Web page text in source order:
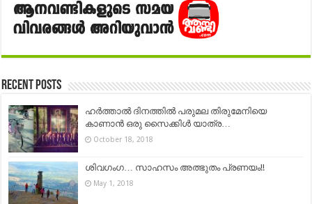
Recent Posts
ഹർത്താൽ ദിനത്തിൽ പരുമല തിരുമേനിയെ
കാണാൻ ഒരു സൈക്കിൾ യാത്ര…
October 18, 2018
ശിവഗംഗ… സാഹസം അത്ഭുതം പ്രണയം!!
May 1, 2018